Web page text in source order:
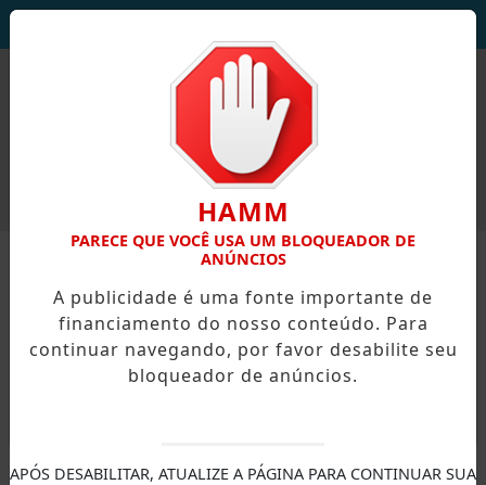
HAMM
PARECE QUE VOCÊ USA UM BLOQUEADOR DE
ANÚNCIOS
A publicidade é uma fonte importante de
financiamento do nosso conteúdo. Para
continuar navegando, por favor desabilite seu
bloqueador de anúncios.
APÓS DESABILITAR, ATUALIZE A PÁGINA PARA CONTINUAR SUA